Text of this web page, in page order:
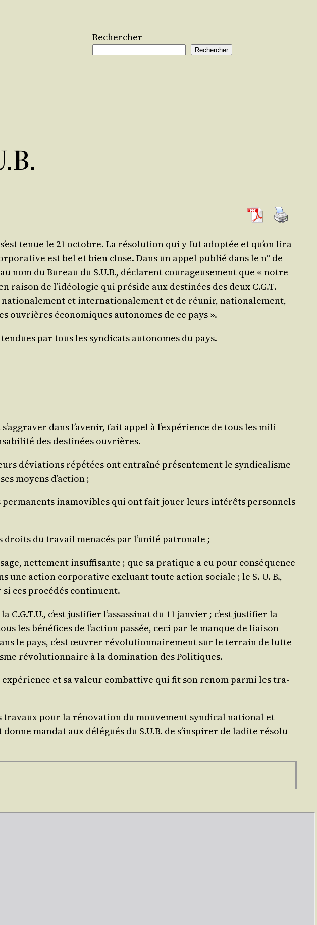
Rechercher
Rechercher
tenue le 21 octobre. La réso­lu­tion qui y fut adop­tée et qu’on lira
est bel et bien close. Dans un appel publié dans le n° de
nom du Bureau du S.U.B., déclarent cou­ra­geu­se­ment que « notre
de l’i­déo­lo­gie qui pré­side aux des­ti­nées des deux C.G.T.
natio­na­le­ment et inter­na­tio­na­le­ment et de réunir, natio­na­le­ment,
éco­no­miques auto­nomes de ce pays ».
par tous les syn­di­cats auto­nomes du pays.
dans l’a­ve­nir, fait appel à l’ex­pé­rience de tous les mili­
des des­ti­nées ouvrières.
dévia­tions répé­tées ont entraî­né pré­sen­te­ment le syn­di­ca­lisme
moyens d’action ;
per­ma­nents inamo­vibles qui ont fait jouer leurs inté­rêts per­son­nels
du tra­vail mena­cés par l’u­ni­té patronale ;
net­te­ment insuf­fi­sante ; que sa pra­tique a eu pour consé­quence
une action cor­po­ra­tive excluant toute action sociale ; le S. U. B.,
ces pro­cé­dés continuent.
c’est jus­ti­fier l’as­sas­si­nat du 11 jan­vier ; c’est jus­ti­fier la
les béné­fices de l’ac­tion pas­sée, ceci par le manque de liai­son
le pays, c’est œuvrer révo­lu­tion­nai­re­ment sur le ter­rain de lutte
révo­lu­tion­naire à la domi­na­tion des Politiques.
expé­rience et sa valeur com­bat­tive qui fit son renom par­mi les tra­
tra­vaux pour la réno­va­tion du mou­ve­ment syn­di­cal natio­nal et
man­dat aux délé­gués du S.U.B. de s’ins­pi­rer de ladite réso­lu­